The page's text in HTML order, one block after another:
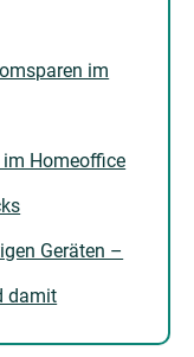
im
Homeoffice
Geräten –
damit